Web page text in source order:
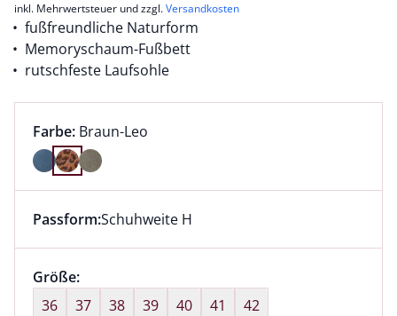
inkl. Mehrwertsteuer und zzgl.Versandkosten
fußfreundliche Naturform
Memoryschaum-Fußbett
rutschfeste Laufsohle
Farbauswahl:
Farbe: aktuell ausgewählt:
Braun-Leo
Farbe Braun-Leo ausgewählt
Dieser Artikel hat die Passform Schuhweite H. für
Passform:Schuhweite H
Größenauswahl:
Größe:nichts ausgewählt
36
37 38 39 40 41
42